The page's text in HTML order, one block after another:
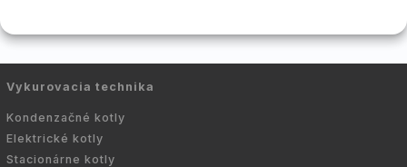
Vykurovacia technika
Kondenzačné kotly
Elektrické kotly
Stacionárne kotly